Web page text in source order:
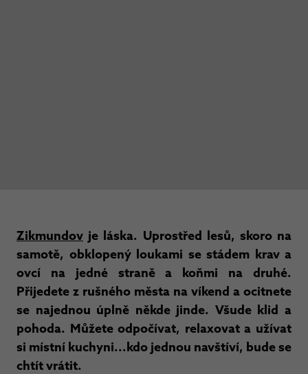
Zikmundov je láska. Uprostřed lesů, skoro na
samotě, obklopený loukami se stádem krav a
ovcí na jedné straně a koňmi na druhé.
Přijedete z rušného města na víkend a ocitnete
se najednou úplně někde jinde. Všude klid a
pohoda. Můžete odpočívat, relaxovat a užívat
si místní kuchyni...kdo jednou navštíví, bude se
chtít vrátit.